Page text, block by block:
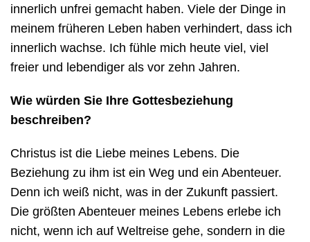
innerlich unfrei gemacht haben. Viele der Dinge in
meinem früheren Leben haben verhindert, dass ich
innerlich wachse. Ich fühle mich heute viel, viel
freier und lebendiger als vor zehn Jahren.
Wie würden Sie Ihre Gottesbeziehung
beschreiben?
Christus ist die Liebe meines Lebens. Die
Beziehung zu ihm ist ein Weg und ein Abenteuer.
Denn ich weiß nicht, was in der Zukunft passiert.
Die größten Abenteuer meines Lebens erlebe ich
nicht, wenn ich auf Weltreise gehe, sondern in die